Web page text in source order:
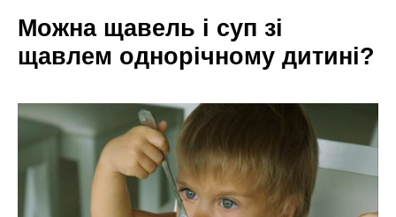
Можна щавель і суп зі
щавлем однорічному дитині?